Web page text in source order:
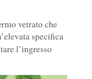
vetrato che
specifica
l’ingresso